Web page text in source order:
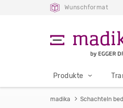
Wunschformat
Produkte
madika Schachteln